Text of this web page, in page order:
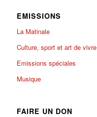
EMISSIONS
La Matinale
Culture, sport et art de vivre
Emissions spéciales
Musique
FAIRE UN DON